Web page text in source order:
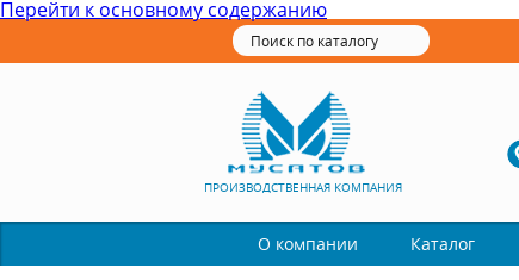
Перейти к основному содержанию
ПРОИЗВОДСТВЕННАЯ КОМПАНИЯ
О компании Каталог